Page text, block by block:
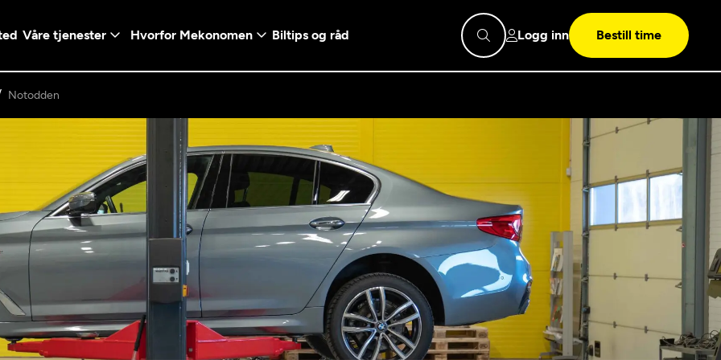
Våre tjenester
- Vanlig bil
Diagnose/Feilsøking
Mekonomen
Bilkonto
Les mer
Mekonomen Fleet
Hvorfor Mekonomen
valg
og fabrikkgaranti
Biltips og råd Logg inn Bestill time
konto ved å klikke på
Logg inn med Vipps
Telefonnummer
Norway
+47
Søk
Notodden